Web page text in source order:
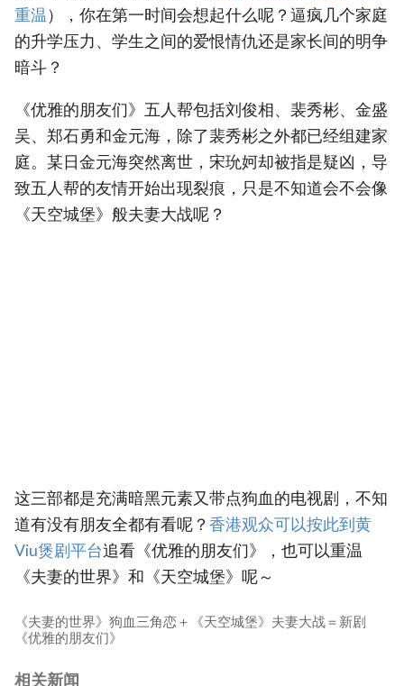
重温 ），你在第一时间会想起什么呢？逼疯几个家庭
的升学压力、学生之间的爱恨情仇还是家长间的明争
暗斗？
《优雅的朋友们》五人帮包括刘俊相、裴秀彬、金盛
吴、郑石勇和金元海，除了裴秀彬之外都已经组建家
庭。某日金元海突然离世，宋玧妸却被指是疑凶，导
致五人帮的友情开始出现裂痕，只是不知道会不会像
《天空城堡》般夫妻大战呢？
这三部都是充满暗黑元素又带点狗血的电视剧，不知
道有没有朋友全都有看呢？ 香港观众可以按此到黄
Viu煲剧平台追看《优雅的朋友们》，也可以重温
《夫妻的世界》和《天空城堡》呢～
《夫妻的世界》狗血三角恋＋《天空城堡》夫妻大战＝新剧
《优雅的朋友们》
相关新闻